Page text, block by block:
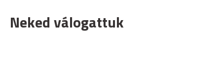
Neked válogattuk